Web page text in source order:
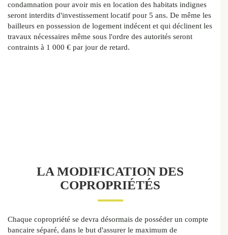
condamnation pour avoir mis en location des habitats indignes
seront interdits d'investissement locatif pour 5 ans. De même les
bailleurs en possession de logement indécent et qui déclinent les
travaux nécessaires même sous l'ordre des autorités seront
contraints à 1 000 € par jour de retard.
LA MODIFICATION DES
COPROPRIÉTÉS
Chaque copropriété se devra désormais de posséder un compte
bancaire séparé, dans le but d'assurer le maximum de